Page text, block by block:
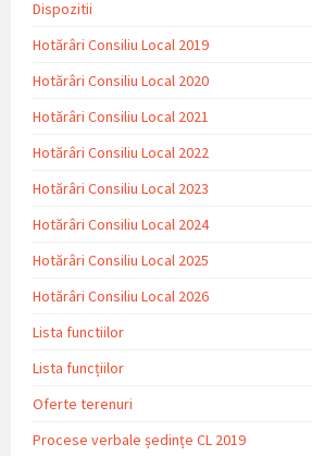
Dispozitii
Hotărâri Consiliu Local 2019
Hotărâri Consiliu Local 2020
Hotărâri Consiliu Local 2021
Hotărâri Consiliu Local 2022
Hotărâri Consiliu Local 2023
Hotărâri Consiliu Local 2024
Hotărâri Consiliu Local 2025
Hotărâri Consiliu Local 2026
Lista functiilor
Lista funcțiilor
Oferte terenuri
Procese verbale ședințe CL 2019